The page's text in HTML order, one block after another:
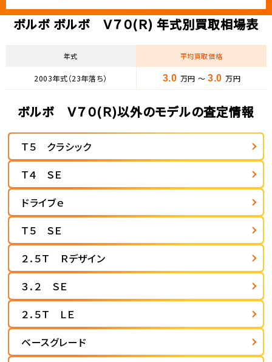
ボルボ ボルボ Ｖ７０(Ｒ) 年式別買取相場表
年式 平均買取価格
2003年式（23年落ち） 3.0 万円 ～ 3.0万円
ボルボ Ｖ７０(Ｒ)以外のモデルの査定情報
Ｔ５ クラシック
Ｔ４ ＳＥ
ドライブｅ
Ｔ５ ＳＥ
２．５Ｔ Ｒデザイン
３．２ ＳＥ
２．５Ｔ ＬＥ
ベースグレード